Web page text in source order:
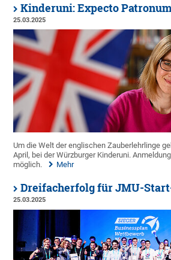
Kinderuni: Expecto
25.03.2025
Um die Welt der englischen Zauberlehrlinge
April, bei der Würzburger Kinderuni.
möglich.
Mehr
Dreifacherfolg für JMU-
25.03.2025